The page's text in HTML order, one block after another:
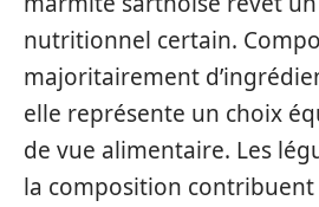
nutritionnel certain.
majoritairement
elle représente un choix
de vue alimentaire. Les
la composition